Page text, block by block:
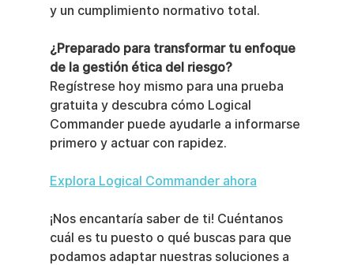
y un cumplimiento normativo total.
¿Preparado para transformar tu enfoque
de la gestión ética del riesgo?
Regístrese hoy mismo para una prueba
gratuita y descubra cómo Logical
Commander puede ayudarle a informarse
primero y actuar con rapidez.
Explora Logical Commander ahora
¡Nos encantaría saber de ti! Cuéntanos
cuál es tu puesto o qué buscas para que
podamos adaptar nuestras soluciones a